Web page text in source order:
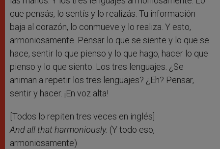
que pensás, lo sentís y lo realizás. Tu información
baja al corazón, lo conmueve y lo realiza. Y esto,
armoniosamente. Pensar lo que se siente y lo que se
hace, sentir lo que pienso y lo que hago, hacer lo que
pienso y lo que siento. Los tres lenguajes. ¿Se
animan a repetir los tres lenguajes? ¿Eh? Pensar,
sentir y hacer. ¡En voz alta!
[Todos lo repiten tres veces en inglés]
And all that harmoniously. (Y todo eso,
armoniosamente)